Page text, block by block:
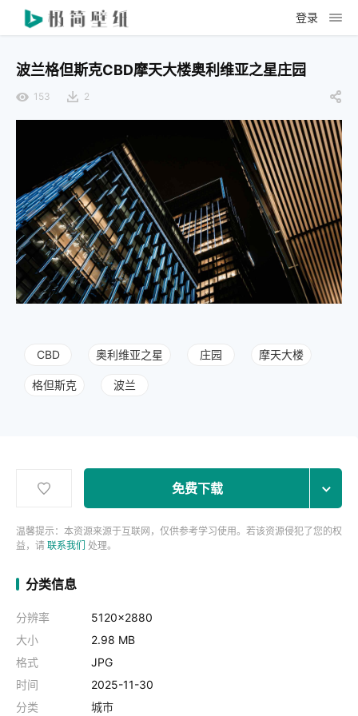
登录
波兰格但斯克CBD摩天大楼奥利维亚之星庄园
153 2
CBD 奥利维亚之星 庄园 摩天大楼
格但斯克 波兰
免费下载
温馨提示：本资源来源于互联网，仅供参考学习使用。若该资源侵犯了您的权
益，请 联系我们 处理。
分类信息
分辨率
5120x2880
大小
2.98 MB
格式
JPG
时间
2025-11-30
分类
城市